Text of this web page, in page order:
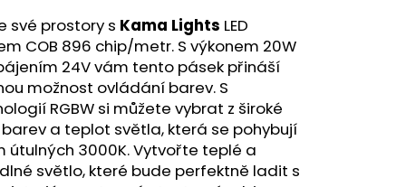
své prostory s Kama Lights LED
COB 896 chip/metr. S výkonem 20W
24V vám tento pásek přináší
možnost ovládání barev. S
RGBW si můžete vybrat z široké
barev a teplot světla, která se pohybují
útulných 3000K. Vytvořte teplé a
světlo, které bude perfektně ladit s